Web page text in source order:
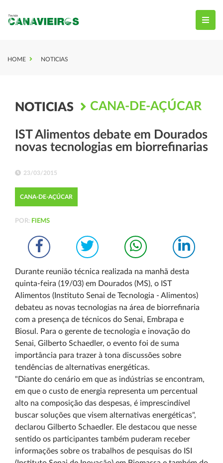
HOME NOTICIAS
NOTICIAS CANA-DE-AÇÚCAR
IST Alimentos debate em Dourados
novas tecnologias em biorrefinarias
23/03/2015
CANA-DE-AÇÚCAR
POR: FIEMS
Durante reunião técnica realizada na manhã desta
quinta-feira (19/03) em Dourados (MS), o IST
Alimentos (Instituto Senai de Tecnologia - Alimentos)
debateu as novas tecnologias na área de biorrefinaria
com a presença de técnicos do Senai, Embrapa e
Biosul. Para o gerente de tecnologia e inovação do
Senai, Gilberto Schaedler, o evento foi de suma
importância para trazer à tona discussões sobre
tendências de alternativas energéticas.
"Diante do cenário em que as indústrias se encontram,
em que o custo de energia representa um percentual
alto na composição das despesas, é imprescindível
buscar soluções que visem alternativas energéticas",
declarou Gilberto Schaedler. Ele destacou que nesse
sentido os participantes também puderam receber
informações sobre os trabalhos de pesquisas do ISI